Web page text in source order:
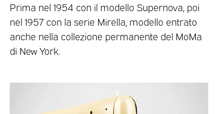
Prima nel 1954 con il modello Supernova, poi
nel 1957 con la serie Mirella, modello entrato
anche nella collezione permanente del MoMa
di New York.